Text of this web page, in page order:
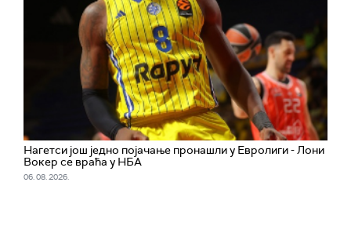
Нагетси још једно појачање пронашли у Евролиги - Лони
Вокер се враћа у НБА
06. 08. 2026.